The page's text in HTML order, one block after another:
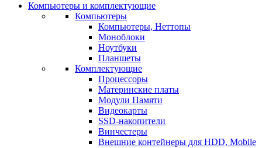
Компьютеры и комплектующие
Компьютеры
Компьютеры, Неттопы
Моноблоки
Ноутбуки
Планшеты
Комплектующие
Процессоры
Материнские платы
Модули Памяти
Видеокарты
SSD-накопители
Винчестеры
Внешние контейнеры для HDD, Mobile